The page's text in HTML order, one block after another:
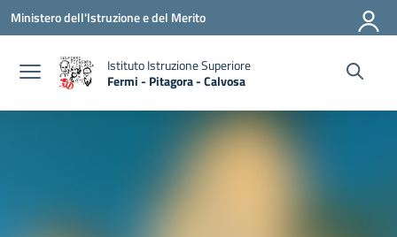
Vai ai contenuti
Vai al menu di navigazione
Vai al footer
Ministero dell'Istruzione e del Merito
Istituto Istruzione Superiore
Fermi - Pitagora - Calvosa
— Visita la pagina iniziale della scuola